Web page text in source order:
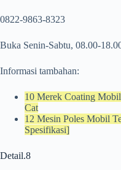
0822-9863-8323
Buka Senin-Sabtu, 08.00-
Informasi tambahan:
10 Merek Coating
Cat
12 Mesin Poles Mobil
Spesifikasi]
Detail.8